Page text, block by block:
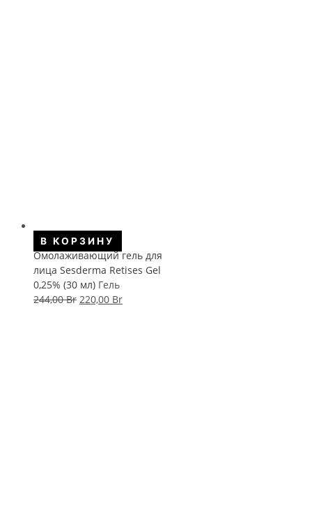
В КОРЗИНУ
Омолаживающий гель для
лица Sesderma Retises Gel
0,25% (30 мл) Гель
244,00Br Первоначальная
220,00 BrТекущая